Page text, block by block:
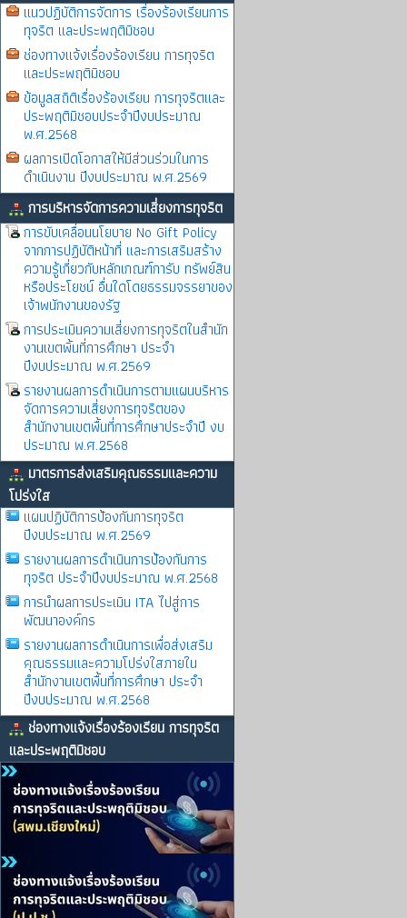
แนวปฏิบัติการจัดการ เรื่องร้องเรียนการ
ทุจริต และประพฤติมิชอบ
ช่องทางแจ้งเรื่องร้องเรียน การทุจริต
และประพฤติมิชอบ
ข้อมูลสถิติเรื่องร้องเรียน การทุจริตและ
ประพฤติมิชอบประจำปีงบประมาณ
พ.ศ.2568
ผลการเปิดโอกาสให้มีส่วนร่วมในการ
ดำเนินงาน ปีงบประมาณ พ.ศ.2569
การบริหารจัดการความเสี่ยงการทุจริต
การขับเคลื่อนนโยบาย No Gift Policy
จากการปฏิบัติหน้าที่ และการเสริมสร้าง
ความรู้เกี่ยวกับหลักเกณฑ์การับ ทรัพย์สิน
หรือประโยชน์ อื่นใดโดยธรรมจรรยาของ
เจ้าพนักงานของรัฐ
การประเมินความเสี่ยงการทุจริตในสำนัก
งานเขตพิ้นที่การศึกษา ประจำ
ปีงบประมาณ พ.ศ.2569
รายงานผลการดำเนินการตามแผนบริหาร
จัดการความเสี่ยงการทุจริตของ
สำนักงานเขตพื้นที่การศึกษาประจำปี งบ
ประมาณ พ.ศ.2568
มาตรการส่งเสริมคุณธรรมและความ
โปร่งใส
แผนปฏิบัติการป้องกันการทุจริต
ปีงบประมาณ พ.ศ.2569
รายงานผลการดําเนินการป้องกันการ
ทุจริต ประจําปีงบประมาณ พ.ศ.2568
การนำผลการประเมิน ITA ไปสู่การ
พัฒนาองค์กร
รายงานผลการดําเนินการเพื่อส่งเสริม
คุณธรรมและความโปร่งใสภายใน
สำนักงานเขตพื้นที่การศึกษา ประจำ
ปีงบประมาณ พ.ศ.2568
ช่องทางแจ้งเรื่องร้องเรียน การทุจริต
และประพฤติมิชอบ